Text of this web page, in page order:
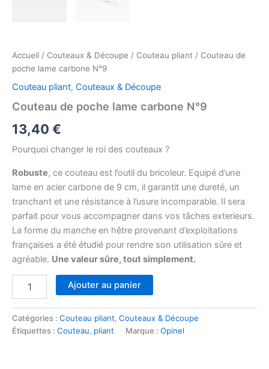
Accueil / Couteaux & Découpe / Couteau pliant / Couteau de
poche lame carbone N°9
Couteau pliant, Couteaux & Découpe
Couteau de poche lame carbone N°9
13,40 €
Pourquoi changer le roi des couteaux ?
Robuste, ce couteau est l’outil du bricoleur. Equipé d’une
lame en acier carbone de 9 cm, il garantit une dureté, un
tranchant et une résistance à l’usure incomparable. Il sera
parfait pour vous accompagner dans vos tâches exterieurs.
La forme du manche en hêtre provenant d’exploitations
françaises a été étudié pour rendre son utilisation sûre et
agréable. Une valeur sûre, tout simplement.
de
poche
Ajouter au panier
Catégories : Couteau pliant, Couteaux & Découpe
Étiquettes : Couteau, pliant Marque : Opinel